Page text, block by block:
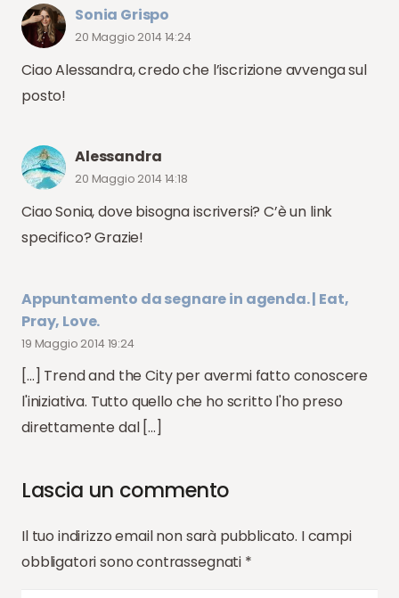
Sonia Grispo
20 Maggio 2014 14:24
Ciao Alessandra, credo che l’iscrizione avvenga sul
posto!
Alessandra
20 Maggio 2014 14:18
Ciao Sonia, dove bisogna iscriversi? C’è un link
specifico? Grazie!
Appuntamento da segnare in agenda. | Eat,
Pray, Love.
19 Maggio 2014 19:24
[…] Trend and the City per avermi fatto conoscere
l'iniziativa. Tutto quello che ho scritto l'ho preso
direttamente dal […]
Lascia un commento
Il tuo indirizzo email non sarà pubblicato. I campi
obbligatori sono contrassegnati *